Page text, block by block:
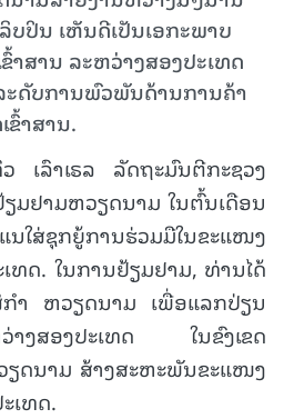
ປິນ ເຫັນດີເປັນເອກະພາບ
ສານ ລະຫວ່າງສອງປະເທດ
ະດັບການພົວພັນດ້ານການຄ້າ
ຂົ້າສານ.
ລົາເຣລ ລັດຖະມົນຕີກະຊວງ
ມຢາມຫວຽດນາມ ໃນຕົ້ນເດືອນ
ໃສ່ຊຸກຍູ້ການຮ່ວມມືໃນຂະແໜງ
ທດ. ໃນການຢ້ຽມຢາມ, ທ່ານໄດ້
ຳ ຫວຽດນາມ ເພື່ອແລກປ່ຽນ
ວ່າງສອງປະເທດ ໃນຂົງເຂດ
ດນາມ ສ້າງສະຫະພັນຂະແໜງ
ເທດ.